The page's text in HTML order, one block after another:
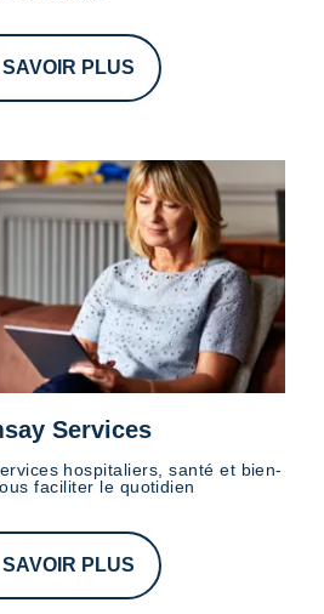
SAVOIR PLUS
Services
hospitaliers, santé et bien-
faciliter le quotidien
SAVOIR PLUS